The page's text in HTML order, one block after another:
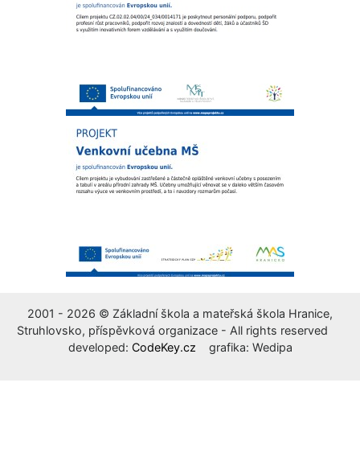
2001 - 2026 © Základní škola a mateřská škola Hranice,
Struhlovsko, příspěvková organizace - All rights reserved
developed: CodeKey.cz grafika: Wedipa